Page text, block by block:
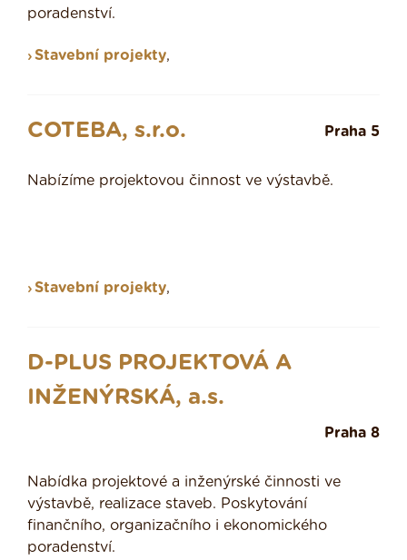
poradenství.
Stavební projekty,
COTEBA, s.r.o. Praha 5
Nabízíme projektovou činnost ve výstavbě.
Stavební projekty,
D-PLUS PROJEKTOVÁ A
INŽENÝRSKÁ, a.s.
Praha 8
Nabídka projektové a inženýrské činnosti ve
výstavbě, realizace staveb. Poskytování
finančního, organizačního i ekonomického
poradenství.